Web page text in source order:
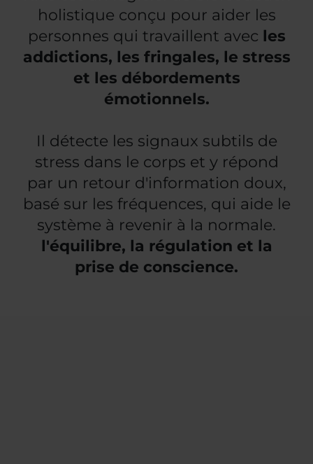
holistique conçu pour aider les
personnes qui travaillent avec les
addictions, les fringales, le stress
et les débordements
émotionnels.
Il détecte les signaux subtils de
stress dans le corps et y répond
par un retour d'information doux,
basé sur les fréquences, qui aide le
système à revenir à la normale.
l'équilibre, la régulation et la
prise de conscience.